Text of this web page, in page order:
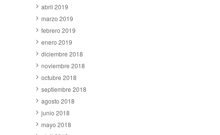
abril 2019
marzo 2019
febrero 2019
enero 2019
diciembre 2018
noviembre 2018
octubre 2018
septiembre 2018
agosto 2018
junio 2018
mayo 2018